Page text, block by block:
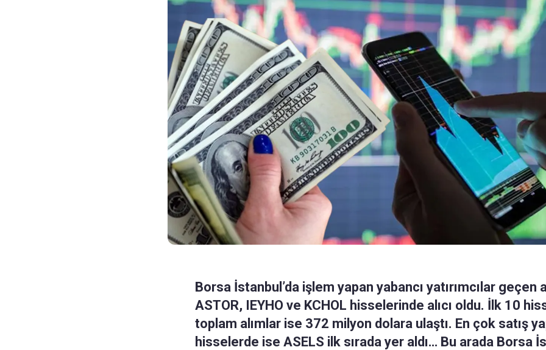
Borsa İstanbul’da işlem yapan yabancı yatırımcılar geçen
ASTOR, IEYHO ve KCHOL hisselerinde alıcı oldu. İlk 10
toplam alımlar ise 372 milyon dolara ulaştı. En çok satış
hisselerde ise ASELS ilk sırada yer aldı… Bu arada Borsa